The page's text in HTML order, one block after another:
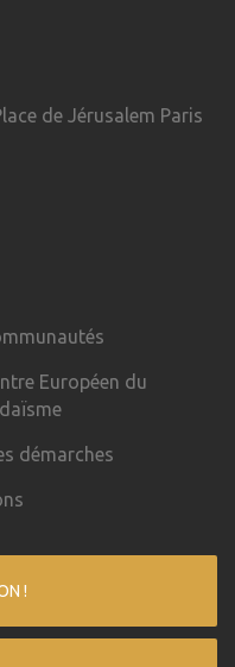
de Jérusalem Paris
Européen du
démarches
!